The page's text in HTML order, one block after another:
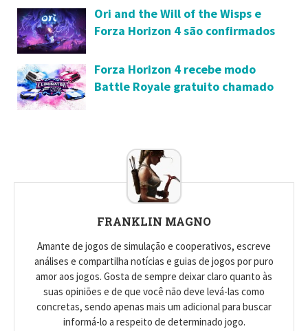
Ori and the Will of the Wisps e
Forza Horizon 4 são confirmados
Forza Horizon 4 recebe modo
Battle Royale gratuito chamado
FRANKLIN MAGNO
Amante de jogos de simulação e cooperativos, escreve
análises e compartilha notícias e guias de jogos por puro
amor aos jogos. Gosta de sempre deixar claro quanto às
suas opiniões e de que você não deve levá-las como
concretas, sendo apenas mais um adicional para buscar
informá-lo a respeito de determinado jogo.